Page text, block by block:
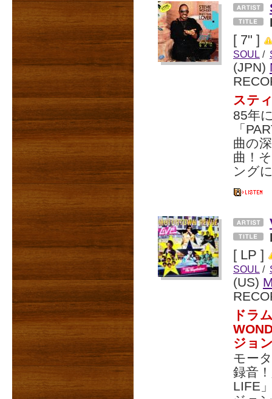
[ 7" ]
SOUL /
(JPN)
ステ
85年
「
曲の
曲！
ング
[ LP ]
SOUL /
(US)
ドラ
ジョ
モー
録音
LIFE